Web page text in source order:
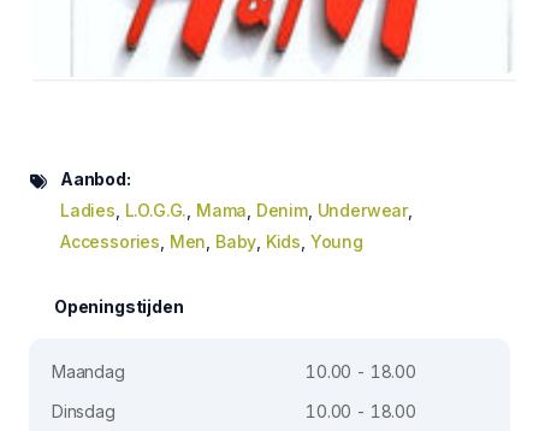
Aanbod:
Ladies L.O.G.G. Mama Denim, Underwear,
Accessories Men Baby Kids Young
Openingstijden
Maandag
10.00 - 18.00
Dinsdag
10.00 - 18.00